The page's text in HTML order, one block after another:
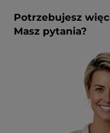
Potrzebujesz
Masz pytania?